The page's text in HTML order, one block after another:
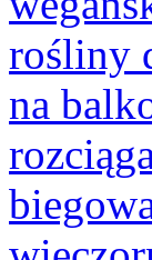
rośliny
na